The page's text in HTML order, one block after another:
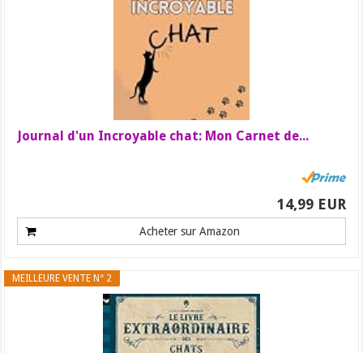
Journal d'un Incroyable chat: Mon Carnet de...
14,99 EUR
Acheter sur Amazon
MEILLEURE VENTE N° 2